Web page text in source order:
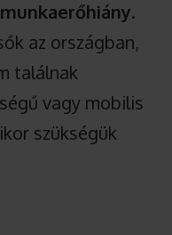
.
az országban,
találnak
vagy mobilis
szükségük